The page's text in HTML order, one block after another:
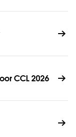
CCL 2026